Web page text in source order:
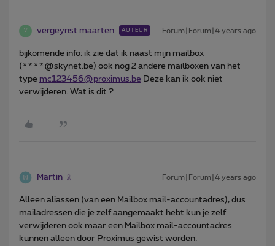
V vergeynst maarten AUTEUR Forum|Forum|4 years ago
bijkomende info: ik zie dat ik naast mijn mailbox
(****@skynet.be) ook nog 2 andere mailboxen van het
type mc123456@proximus.be Deze kan ik ook niet
verwijderen. Wat is dit ?
Martin Forum|Forum|4 years ago
Alleen aliassen (van een Mailbox mail-accountadres), dus
mailadressen die je zelf aangemaakt hebt kun je zelf
verwijderen ook maar een Mailbox mail-accountadres
kunnen alleen door Proximus gewist worden.